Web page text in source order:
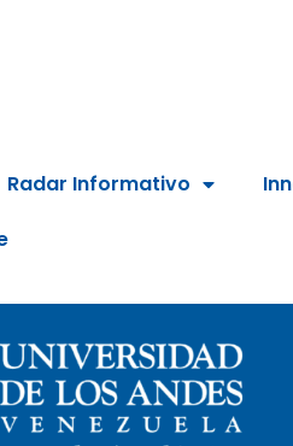
Radar Informativo